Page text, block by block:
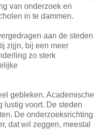
van onderzoek en
in te dammen.
aan de steden
zijjn, bij een meer
zo sterk
gebleken. Academische
lustig voort. De steden
De onderzoeksrichting
dat wil zeggen, meestal